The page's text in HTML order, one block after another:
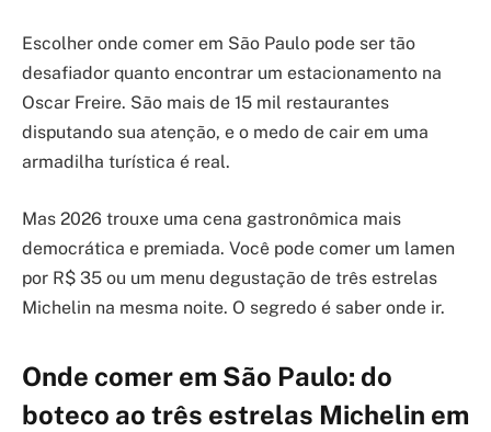
Escolher onde comer em São Paulo pode ser tão
desafiador quanto encontrar um estacionamento na
Oscar Freire. São mais de 15 mil restaurantes
disputando sua atenção, e o medo de cair em uma
armadilha turística é real.
Mas 2026 trouxe uma cena gastronômica mais
democrática e premiada. Você pode comer um lamen
por R$ 35 ou um menu degustação de três estrelas
Michelin na mesma noite. O segredo é saber onde ir.
Onde comer em São Paulo: do
boteco ao três estrelas Michelin em